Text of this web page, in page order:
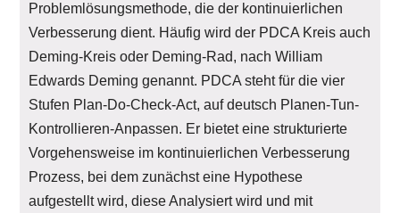
Problemlösungsmethode, die der kontinuierlichen
Verbesserung dient. Häufig wird der PDCA Kreis auch
Deming-Kreis oder Deming-Rad, nach William
Edwards Deming genannt. PDCA steht für die vier
Stufen Plan-Do-Check-Act, auf deutsch Planen-Tun-
Kontrollieren-Anpassen. Er bietet eine strukturierte
Vorgehensweise im kontinuierlichen Verbesserung
Prozess, bei dem zunächst eine Hypothese
aufgestellt wird, diese Analysiert wird und mit